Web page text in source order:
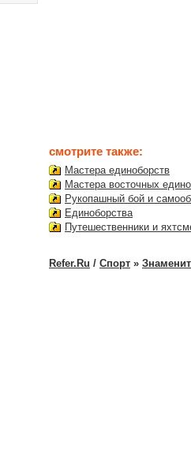
смотрите также:
Мастера единоборств
Мастера восточных
Рукопашный бой и
Единоборства
Путешественники и
Refer.Ru / Спорт »